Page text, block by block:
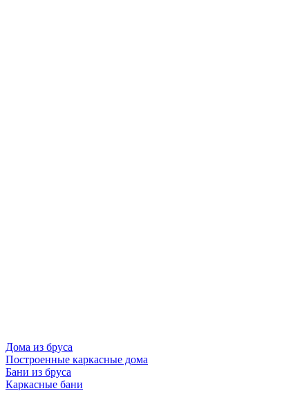
Дома из бруса
Построенные каркасные дома
Бани из бруса
Каркасные бани